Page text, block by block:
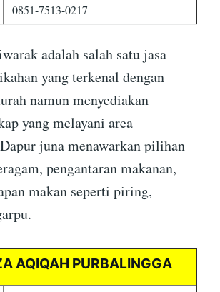
0851-7513-0217
adalah salah satu jasa
yang terkenal dengan
namun menyediakan
yang melayani area
juna menawarkan pilihan
pengantaran makanan,
makan seperti piring,
AQIQAH PURBALINGGA